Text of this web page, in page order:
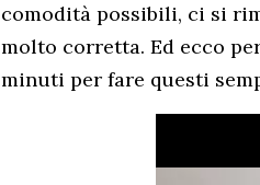
comodità possibili, ci si
molto corretta. Ed ecco
minuti per fare questi